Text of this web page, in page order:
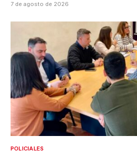
7 de agosto de 2026
POLICIALES